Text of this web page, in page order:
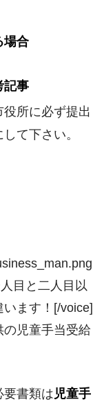
場合
記事
所に必ず提出
て下さい。
目と二人目以
ます！[/voice]
の児童手当受給
要書類は児童手